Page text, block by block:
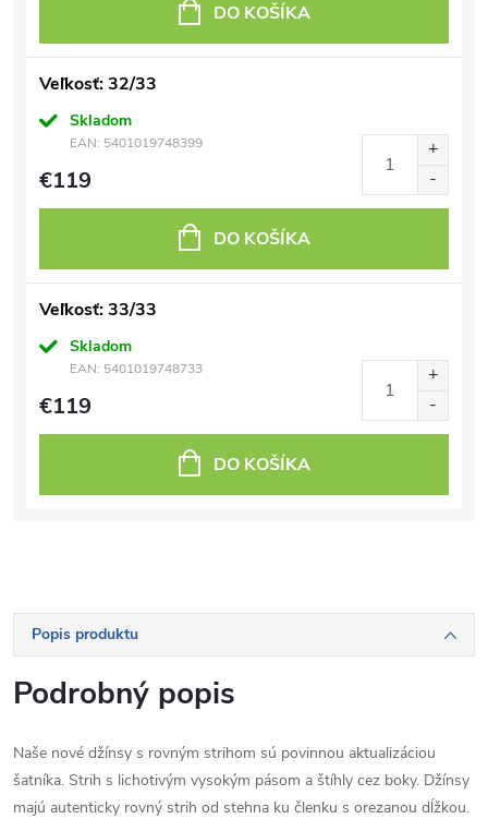
DO KOŠÍKA
Veľkosť: 32/33
Skladom
EAN: 5401019748399
€119
DO KOŠÍKA
Veľkosť: 33/33
Skladom
EAN: 5401019748733
€119
DO KOŠÍKA
Popis produktu
Podrobný popis
Naše nové džínsy s rovným strihom sú povinnou aktualizáciou
šatníka. Strih s lichotivým vysokým pásom a štíhly cez boky. Džínsy
majú autenticky rovný strih od stehna ku členku s orezanou dĺžkou.